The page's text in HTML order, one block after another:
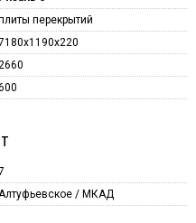
перекрытий
2660
Алтуфьевское / МКАД